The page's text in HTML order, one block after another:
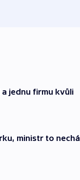
jednu firmu kvůli
ministr to nechá